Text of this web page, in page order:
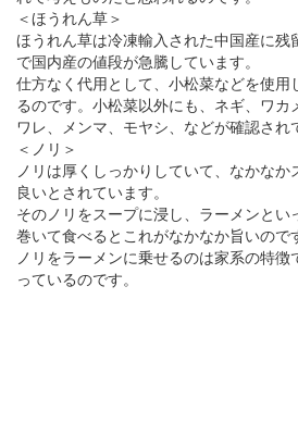
＜ほうれん草＞
ほうれん草は冷凍輸入された中国産に残
で国内産の値段が急騰しています。
仕方なく代用として、小松菜などを使用
るのです。小松菜以外にも、ネギ、ワカ
ワレ、メンマ、モヤシ、などが確認され
＜ノリ＞
ノリは厚くしっかりしていて、なかな
良いとされています。
そのノリをスープに浸し、ラーメンとい
巻いて食べるとこれがなかなか旨いので
ノリをラーメンに乗せるのは家系の特徴
っているのです。